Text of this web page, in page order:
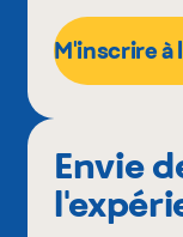
M'inscrire
Envie